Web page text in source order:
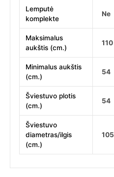
Lemputė
komplekte
Ne
Maksimalus
aukštis (cm.)
110
Minimalus aukštis
(cm.)
54
Šviestuvo plotis
(cm.)
54
Šviestuvo
diametras/ilgis
(cm.)
105